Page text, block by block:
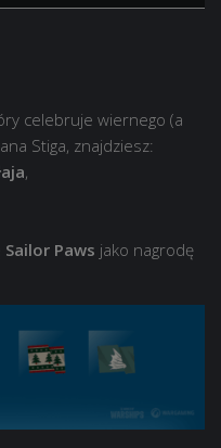
celebruje wiernego (a
Stiga, znajdziesz:
,
Paws jako nagrodę